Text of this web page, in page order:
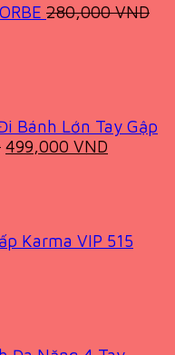
280,000VND
Bánh Lớn Tay Gập
Original
499,000 VND
Karma VIP 515